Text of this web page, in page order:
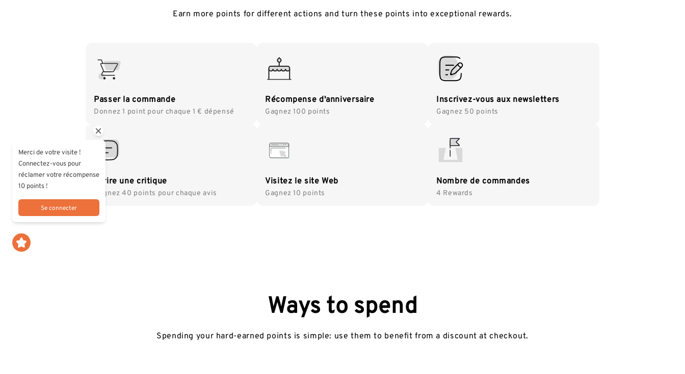
Earn more points for different actions and turn these points into exceptional rewards.
Passer la commande
Donnez 1 point pour chaque 1 € dépensé
Récompense d'anniversaire
Gagnez 100 points
Inscrivez-vous aux newsletters
Gagnez 50 points
Ecrire une critique
Gagnez 40 points pour chaque avis
Visitez le site Web
Gagnez 10 points
Nombre de commandes
4 Rewards
Ways to spend
Spending your hard-earned points is simple: use them to benefit from a discount at checkout.
Merci de votre visite !
Connectez-vous pour
réclamer votre récompense
10 points !
Se connecter